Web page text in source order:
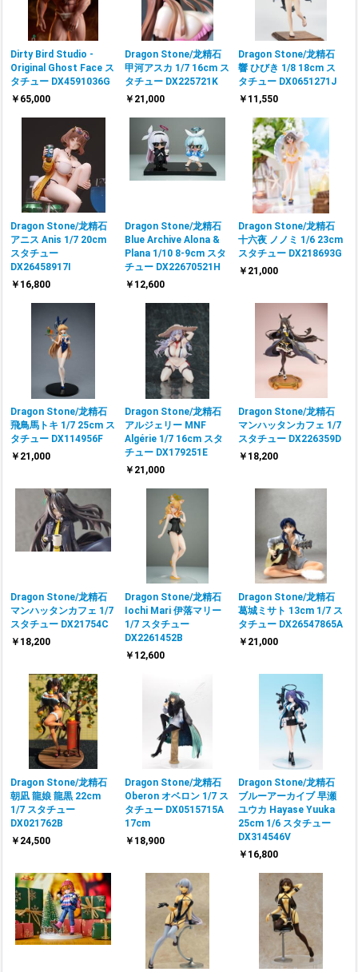
Dirty Bird Studio -
Original Ghost Face ス
タチュー DX4591036G
￥65,000
Dragon Stone/龙精石
甲河アスカ 1/7 16cm ス
タチュー DX225721K
￥21,000
Dragon Stone/龙精石
響 ひびき 1/8 18cm ス
タチュー DX0651271J
￥11,550
Dragon Stone/龙精石
アニス Anis 1/7 20cm
スタチュー
DX26458917I
￥16,800
Dragon Stone/龙精石
Blue Archive Alona &
Plana 1/10 8-9cm スタ
チュー DX22670521H
￥12,600
Dragon Stone/龙精石
十六夜 ノノミ 1/6 23cm
スタチュー DX218693G
￥21,000
Dragon Stone/龙精石
飛鳥馬トキ 1/7 25cm ス
タチュー DX114956F
￥21,000
Dragon Stone/龙精石
アルジェリー MNF
Algérie 1/7 16cm スタ
チュー DX179251E
￥21,000
Dragon Stone/龙精石
マンハッタンカフェ 1/7
スタチュー DX226359D
￥18,200
Dragon Stone/龙精石
マンハッタンカフェ 1/7
スタチュー DX21754C
￥18,200
Dragon Stone/龙精石
Iochi Mari 伊落マリー
1/7 スタチュー
DX2261452B
￥12,600
Dragon Stone/龙精石
葛城ミサト 13cm 1/7 ス
タチュー DX26547865A
￥21,000
Dragon Stone/龙精石
朝凪 龍娘 龍黒 22cm
1/7 スタチュー
DX021762B
￥24,500
Dragon Stone/龙精石
Oberon オベロン 1/7 ス
タチュー DX0515715A
17cm
￥18,900
Dragon Stone/龙精石
ブルーアーカイブ 早瀬
ユウカ Hayase Yuuka
25cm 1/6 スタチュー
DX314546V
￥16,800